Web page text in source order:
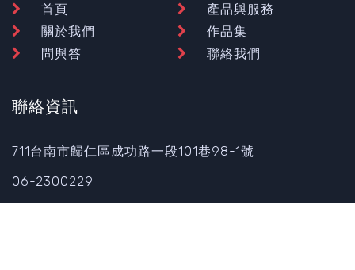
首頁
產品與服務
關於我們
作品集
問與答
聯絡我們
聯絡資訊
711台南市歸仁區成功路一段101巷98-1號
06-2300229